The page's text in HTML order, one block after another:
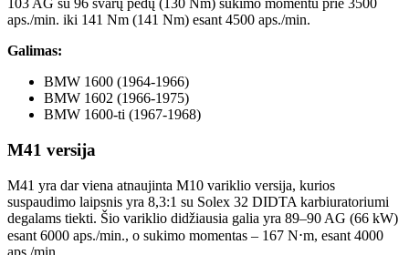
103 AG su 96 svarų pėdų (130 Nm) sukimo momentu prie 3500
aps./min. iki 141 Nm (141 Nm) esant 4500 aps./min.
Galimas:
BMW 1600 (1964-1966)
BMW 1602 (1966-1975)
BMW 1600-ti (1967-1968)
M41 versija
M41 yra dar viena atnaujinta M10 variklio versija, kurios
suspaudimo laipsnis yra 8,3:1 su Solex 32 DIDTA karbiuratoriumi
degalams tiekti. Šio variklio didžiausia galia yra 89–90 AG (66 kW)
esant 6000 aps./min., o sukimo momentas – 167 N⋅m, esant 4000
aps./min.